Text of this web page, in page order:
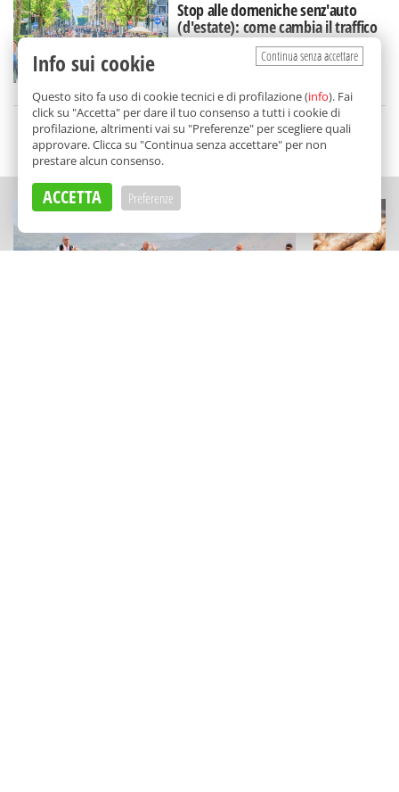
Stop alle domeniche senz'auto
(d'estate): come cambia il traffico
in via Libertà
diRedazione
SCELTO DA BALARM
Continua senza accettare
Info sui cookie
Questo sito fa uso di cookie tecnici e di profilazione (info). Fai
click su "Accetta" per dare il tuo consenso a tutti i cookie di
profilazione, altrimenti vai su "Preferenze" per scegliere quali
approvare. Clicca su "Continua senza accettare" per non
prestare alcun consenso.
ACCETTA Preferenze